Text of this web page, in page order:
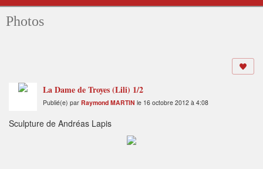
Photos
La Dame de Troyes (Lili) 1/2
Publié(e) par Raymond MARTIN le 16 octobre 2012 à 4:08
Sculpture de Andréas Lapis